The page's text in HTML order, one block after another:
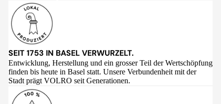
SEIT 1753 IN BASEL VERWURZELT.
Entwicklung, Herstellung und ein grosser Teil der Wertschöpfung
finden bis heute in Basel statt. Unsere Verbundenheit mit der
Stadt prägt VOLRO seit Generationen.